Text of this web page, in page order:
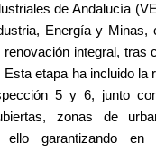
de Andalucía
Energía y Minas,
integral, tras
etapa ha incluido la
5 y 6, junto
zonas de
ello garantizando